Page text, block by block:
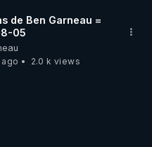
de Ben Garneau =
05
2.0 k views